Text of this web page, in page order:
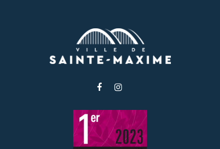
Lien
le
compte
Facebook
le
compte
Instagram